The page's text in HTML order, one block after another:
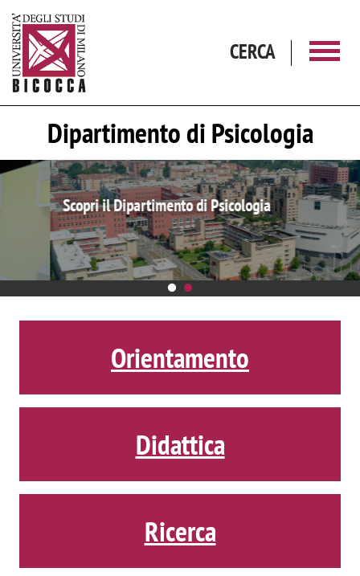
CERCA
Dipartimento di Psicologia
Scopri il Dipartimento di Psicologia
Orientamento
Didattica
Ricerca